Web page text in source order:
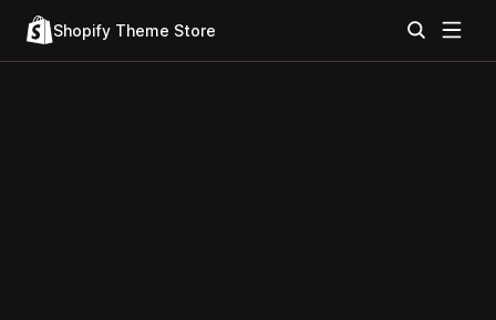
Shopify Theme Store